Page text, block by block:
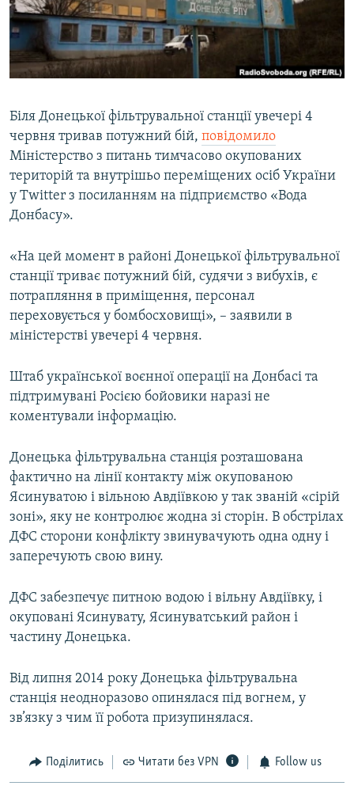
ВІДЕОУРОКИ «ELIFBE»
СВІДЧЕННЯ ОКУПАЦІЇ
УКРАЇНСЬКА ПРОБЛЕМА КРИМУ
Русский
Qırımtatar
Усі сайти RFE/RL
Біля Донецької фільтрувальної станції увечері 4
червня тривав потужний бій, повідомило
Міністерство з питань тимчасово окупованих
територій та внутрішьо переміщених осіб України
у Twitter з посиланням на підприємство «Вода
Донбасу».
«На цей момент в районі Донецької фільтрувальної
станції триває потужний бій, судячи з вибухів, є
потрапляння в приміщення, персонал
переховується у бомбосховищі», – заявили в
міністерстві увечері 4 червня.
Штаб української воєнної операції на Донбасі та
підтримувані Росією бойовики наразі не
коментували інформацію.
Донецька фільтрувальна станція розташована
фактично на лінії контакту між окупованою
Ясинуватою і вільною Авдіївкою у так званій «сірій
зоні», яку не контролює жодна зі сторін. В обстрілах
ДФС сторони конфлікту звинувачують одна одну і
заперечують свою вину.
ДФС забезпечує питною водою і вільну Авдіївку, і
окуповані Ясинувату, Ясинуватський район і
частину Донецька.
Від липня 2014 року Донецька фільтрувальна
станція неодноразово опинялася під вогнем, у
зв’язку з чим її робота призупинялася.
Поділитись Читати без VPN Follow us